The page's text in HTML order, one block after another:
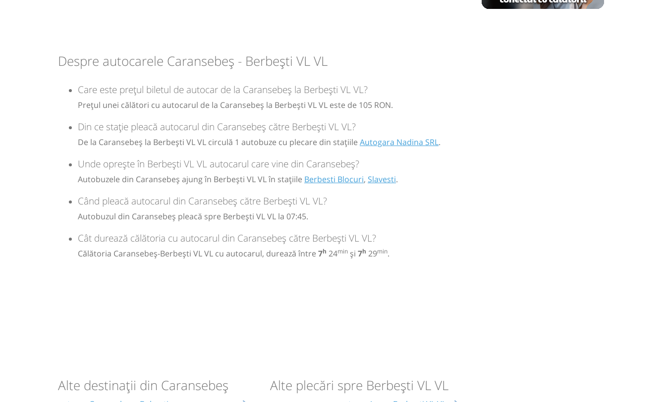
7 29min
L MM V S D
105lei Cumpărăbilet
| Ultima actualizare:07/2026
Despre autocarele Caransebeș - Berbești VL VL
Care este prețul biletul de autocar de la Caransebeș la Berbești VL VL?
Prețul unei călători cu autocarul de la Caransebeș la Berbești VL VL este de 105 RON.
Din ce stație pleacă autocarul din Caransebeș către Berbești VL VL?
De la Caransebeș la Berbești VL VL circulă 1 autobuze cu plecare din stațiile Autogara Nadina SRL.
Unde oprește în Berbești VL VL autocarul care vine din Caransebeș?
Autobuzele din Caransebeș ajung în Berbești VL VL în stațiile Berbesti Blocuri, Slavesti.
Când pleacă autocarul din Caransebeș către Berbești VL VL?
Autobuzul din Caransebeș pleacă spre Berbești VL VL la 07:45.
Cât durează călătoria cu autocarul din Caransebeș către Berbești VL VL?
Călătoria Caransebeș-Berbești VL VL cu autocarul, durează între 7h 24min și 7h 29min.
Alte destinații din Caransebeș Alte plecări spre Berbești VL VL